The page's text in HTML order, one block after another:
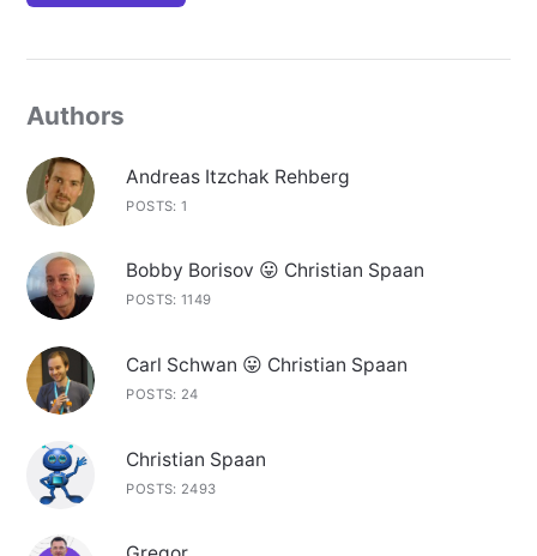
Authors
Andreas Itzchak Rehberg
POSTS: 1
Bobby Borisov 😛 Christian Spaan
POSTS: 1149
Carl Schwan 😛 Christian Spaan
POSTS: 24
Christian Spaan
POSTS: 2493